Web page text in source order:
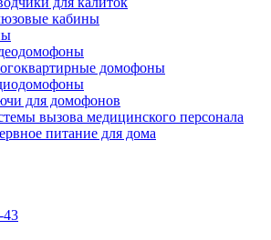
кабины
домофоны
для домофонов
вызова медицинского персонала
питание для дома
43